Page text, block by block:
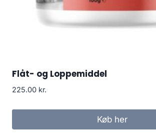
Flåt- og Loppemiddel
225.00 kr.
Køb her